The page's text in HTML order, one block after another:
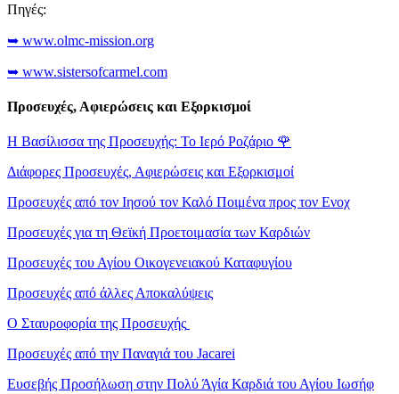
Πηγές:
➥ www.olmc-mission.org
➥ www.sistersofcarmel.com
Προσευχές, Αφιερώσεις και Εξορκισμοί
Η Βασίλισσα της Προσευχής: Το Ιερό Ροζάριο 🌹
Διάφορες Προσευχές, Αφιερώσεις και Εξορκισμοί
Προσευχές από τον Ιησού τον Καλό Ποιμένα προς τον Ενοχ
Προσευχές για τη Θεϊκή Προετοιμασία των Καρδιών
Προσευχές του Αγίου Οικογενειακού Καταφυγίου
Προσευχές από άλλες Αποκαλύψεις
Ο Σταυροφορία της Προσευχής
Προσευχές από την Παναγιά του Jacarei
Ευσεβής Προσήλωση στην Πολύ Άγία Καρδιά του Αγίου Ιωσήφ